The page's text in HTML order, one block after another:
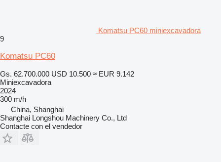
Komatsu PC60 miniexcavadora
9
Komatsu PC60
Gs. 62.700.000 USD 10.500 ≈ EUR 9.142
Miniexcavadora
2024
300 m/h
China, Shanghai
Shanghai Longshou Machinery Co., Ltd
Contacte con el vendedor